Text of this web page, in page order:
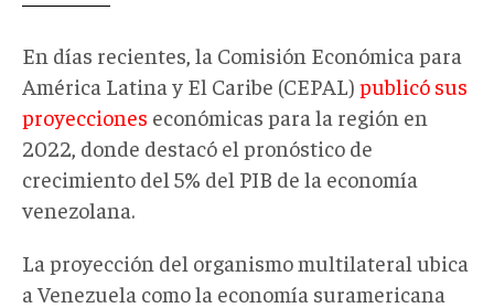
En días recientes, la Comisión Económica para
América Latina y El Caribe (CEPAL) publicó sus
proyecciones económicas para la región en
2022, donde destacó el pronóstico de
crecimiento del 5% del PIB de la economía
venezolana.
La proyección del organismo multilateral ubica
a Venezuela como la economía suramericana